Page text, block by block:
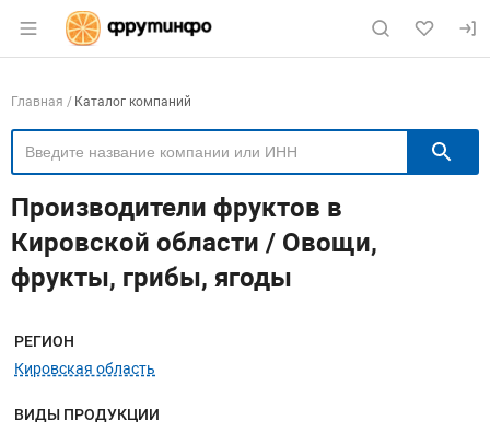
Раздел навигации по сайту fruitinfo.ru
Навигация по компаниям
Главная Каталог компаний
Производители фруктов в
Кировской области / Овощи,
фрукты, грибы, ягоды
Меню навигации
РЕГИОН
Кировская область
ВИДЫ ПРОДУКЦИИ